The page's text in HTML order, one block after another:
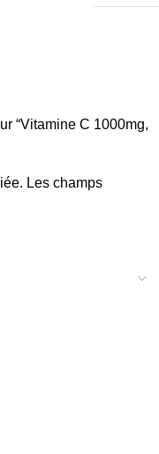
“Vitamine C 1000mg,
Les champs